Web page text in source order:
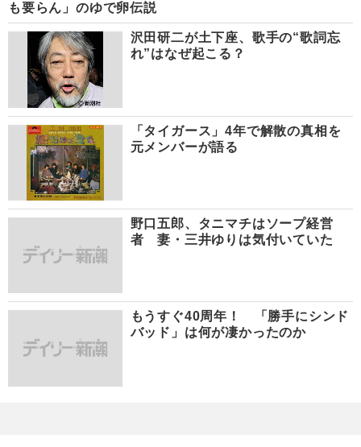
も要らん」のゆで卵伝説
沢田研二が土下座、歌手の“歌詞忘
れ”はなぜ起こる？
「タイガース」4年で解散の真相を
元メンバーが語る
野口五郎、タニマチはソープ経営
者 妻・三井ゆりは気付いていた
もうすぐ40周年！ 「勝手にシンド
バッド」は何が凄かったのか